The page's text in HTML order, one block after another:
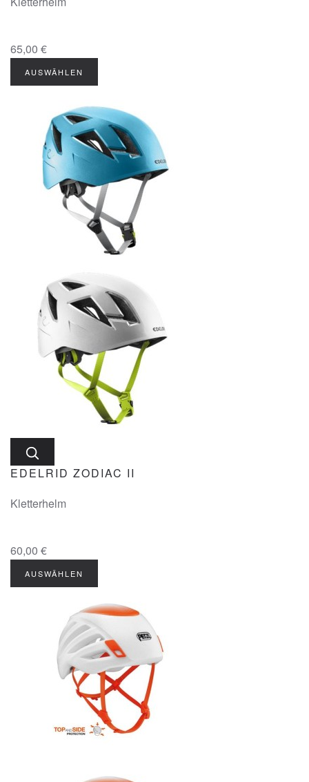
65,00 €
AUSWÄHLEN
EDELRID ZODIAC II
Kletterhelm
60,00 €
AUSWÄHLEN